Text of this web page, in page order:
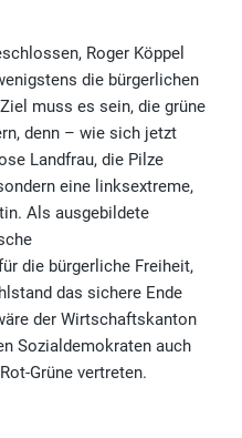
Roger Köppel
die bürgerlichen
muss es sein, die grüne
denn – wie sich jetzt
Landfrau, die Pilze
eine linksextreme,
Als ausgebildete
die bürgerliche Freiheit,
das sichere Ende
der Wirtschaftskanton
Sozialdemokraten auch
Grüne vertreten.